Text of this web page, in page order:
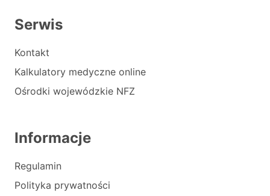
Serwis
Kontakt
Kalkulatory medyczne online
Ośrodki wojewódzkie NFZ
Informacje
Regulamin
Polityka prywatności